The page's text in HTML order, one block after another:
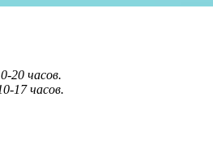
20 часов.
17 часов.